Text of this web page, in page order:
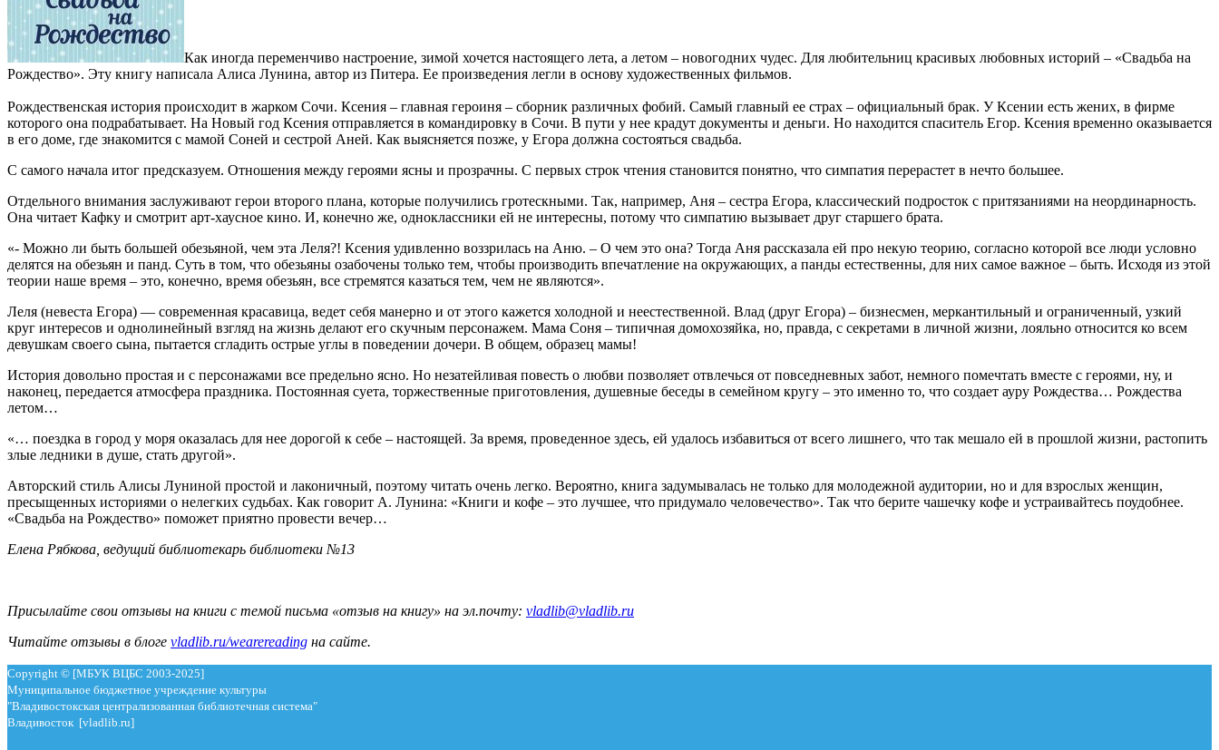
Как иногда переменчиво настроение, зимой хочется настоящего лета, а летом – новогодних чудес. Для любительниц красивых любовных историй – «Свадьба на
Рождество». Эту книгу написала Алиса Лунина, автор из Питера. Ее произведения легли в основу художественных фильмов.
Рождественская история происходит в жарком Сочи. Ксения – главная героиня – сборник различных фобий. Самый главный ее страх – официальный брак. У Ксении есть жених, в фирме
которого она подрабатывает. На Новый год Ксения отправляется в командировку в Сочи. В пути у нее крадут документы и деньги. Но находится спаситель Егор. Ксения временно оказывается
в его доме, где знакомится с мамой Соней и сестрой Аней. Как выясняется позже, у Егора должна состояться свадьба.
С самого начала итог предсказуем. Отношения между героями ясны и прозрачны. С первых строк чтения становится понятно, что симпатия перерастет в нечто большее.
Отдельного внимания заслуживают герои второго плана, которые получились гротескными. Так, например, Аня – сестра Егора, классический подросток с притязаниями на неординарность.
Она читает Кафку и смотрит арт-хаусное кино. И, конечно же, одноклассники ей не интересны, потому что симпатию вызывает друг старшего брата.
«- Можно ли быть большей обезьяной, чем эта Леля?! Ксения удивленно воззрилась на Аню. – О чем это она? Тогда Аня рассказала ей про некую теорию, согласно которой все люди условно
делятся на обезьян и панд. Суть в том, что обезьяны озабочены только тем, чтобы производить впечатление на окружающих, а панды естественны, для них самое важное – быть. Исходя из этой
теории наше время – это, конечно, время обезьян, все стремятся казаться тем, чем не являются».
Леля (невеста Егора) — современная красавица, ведет себя манерно и от этого кажется холодной и неестественной. Влад (друг Егора) – бизнесмен, меркантильный и ограниченный, узкий
круг интересов и однолинейный взгляд на жизнь делают его скучным персонажем. Мама Соня – типичная домохозяйка, но, правда, с секретами в личной жизни, лояльно относится ко всем
девушкам своего сына, пытается сгладить острые углы в поведении дочери. В общем, образец мамы!
История довольно простая и с персонажами все предельно ясно. Но незатейливая повесть о любви позволяет отвлечься от повседневных забот, немного помечтать вместе с героями, ну, и
наконец, передается атмосфера праздника. Постоянная суета, торжественные приготовления, душевные беседы в семейном кругу – это именно то, что создает ауру Рождества… Рождества
летом…
«… поездка в город у моря оказалась для нее дорогой к себе – настоящей. За время, проведенное здесь, ей удалось избавиться от всего лишнего, что так мешало ей в прошлой жизни, растопить
злые ледники в душе, стать другой».
Авторский стиль Алисы Луниной простой и лаконичный, поэтому читать очень легко. Вероятно, книга задумывалась не только для молодежной аудитории, но и для взрослых женщин,
пресыщенных историями о нелегких судьбах. Как говорит А. Лунина: «Книги и кофе – это лучшее, что придумало человечество». Так что берите чашечку кофе и устраивайтесь поудобнее.
«Свадьба на Рождество» поможет приятно провести вечер…
Елена Рябкова, ведущий библиотекарь библиотеки №13
Присылайте свои отзывы на книги с темой письма «отзыв на книгу» на эл.почту: vladlib@vladlib.ru
Читайте отзывы в блоге vladlib.ru/wearereading на сайте.
Copyright © [МБУК ВЦБС 2003-2025]
Муниципальное бюджетное учреждение культуры
"Владивостокская централизованная библиотечная система"
Владивосток [vladlib.ru]